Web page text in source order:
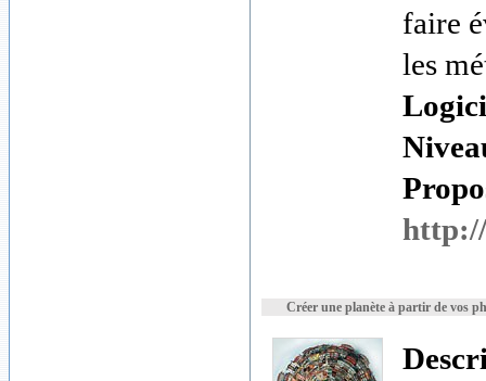
faire
les
Créer une planète à partir de vos